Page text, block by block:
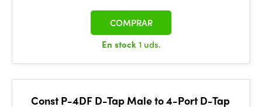
En stock1 uds.
COMPRAR
Const P-4DF D-Tap Male to 4-Port D-Tap